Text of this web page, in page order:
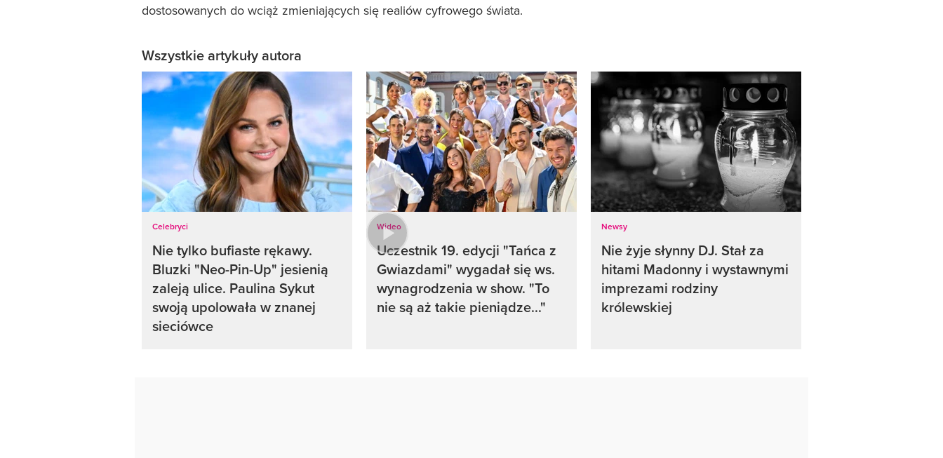
dostosowanych do wciąż zmieniających się realiów cyfrowego świata.
Wszystkie artykuły autora
Celebryci
Nie tylko bufiaste rękawy.
Bluzki "Neo-Pin-Up" jesienią
zaleją ulice. Paulina Sykut
swoją upolowała w znanej
sieciówce
Wideo
Uczestnik 19. edycji "Tańca z
Gwiazdami" wygadał się ws.
wynagrodzenia w show. "To
nie są aż takie pieniądze..."
Newsy
Nie żyje słynny DJ. Stał za
hitami Madonny i wystawnymi
imprezami rodziny
królewskiej